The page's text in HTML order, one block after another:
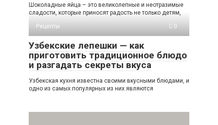
Шоколадные яйца – это великолепные и неотразимые
сладости, которые приносят радость не только детям,
Рецепты
0
Узбекские лепешки — как
приготовить традиционное блюдо
и разгадать секреты вкуса
Узбекская кухня известна своими вкусными блюдами, и
одно из самых популярных из них являются